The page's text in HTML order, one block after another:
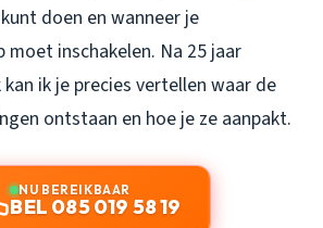
doen en wanneer je
moet inschakelen. Na 25 jaar
ik je precies vertellen waar de
ontstaan en hoe je ze aanpakt.
NU BEREIKBAAR
BEL 085 019 58 19